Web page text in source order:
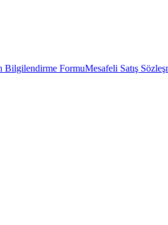
Bilgilendirme FormuMesafeli Satış